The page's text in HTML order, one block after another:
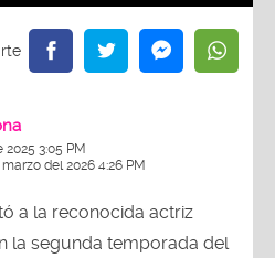
2025 3:05 PM
del 2026 4:26 PM
a la reconocida actriz
la segunda temporada del